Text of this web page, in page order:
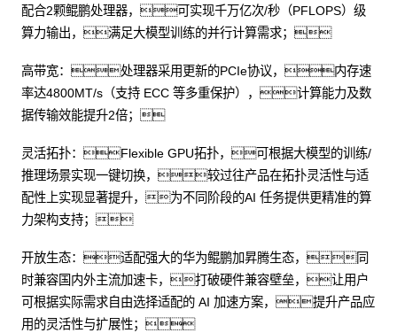
配合2颗鲲鹏处理器，可实现千万亿次/秒（PFLOPS）级
算力输出，满足大模型训练的并行计算需求；
高带宽：处理器采用更新的PCIe协议，内存速
率达4800MT/s（支持 ECC 等多重保护），计算能力及数
据传输效能提升2倍；
灵活拓扑：Flexible GPU拓扑，可根据大模型的训练/
推理场景实现一键切换，较过往产品在拓扑灵活性与适
配性上实现显著提升，为不同阶段的AI 任务提供更精准的算
力架构支持；
开放生态：适配强大的华为鲲鹏加昇腾生态，同
时兼容国内外主流加速卡，打破硬件兼容壁垒，让用户
可根据实际需求自由选择适配的 AI 加速方案，提升产品应
用的灵活性与扩展性；